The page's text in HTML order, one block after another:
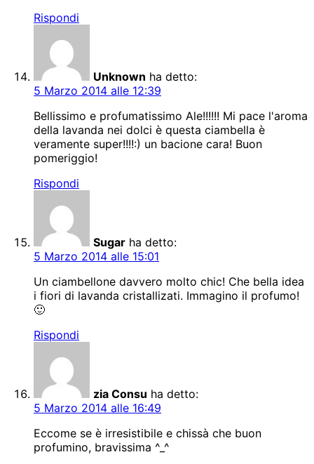
Rispondi
Unknown ha detto:
5 Marzo 2014 alle 12:39
Bellissimo e profumatissimo Ale!!!!!! Mi pace l'aroma
della lavanda nei dolci è questa ciambella è
veramente super!!!!:) un bacione cara! Buon
pomeriggio!
Rispondi
Sugar ha detto:
5 Marzo 2014 alle 15:01
Un ciambellone davvero molto chic! Che bella idea
i fiori di lavanda cristallizati. Immagino il profumo!
🙂
Rispondi
zia Consu ha detto:
5 Marzo 2014 alle 16:49
Eccome se è irresistibile e chissà che buon
profumino, bravissima ^_^